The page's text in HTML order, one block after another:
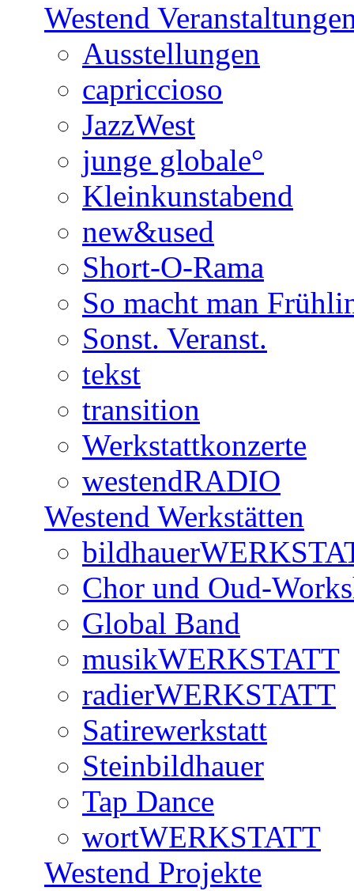
Westend
Ausstellungen
capriccioso
JazzWest
junge globale°
Kleinkunstabend
new&used
Short-O-Rama
So macht man
Sonst. Veranst.
tekst
transition
Werkstattkonzerte
westendRADIO
Westend Werkstätten
Chor und Oud-
Global Band
musikWERKSTATT
radierWERKSTATT
Satirewerkstatt
Steinbildhauer
Tap Dance
wortWERKSTATT
Westend Projekte